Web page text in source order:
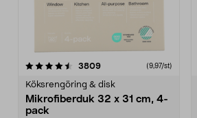
3809recensioner (9,97/st)
Köksrengöring & disk
Mikrofiberduk 32 x 31 cm, 4-
pack
4.0av 5 stjärnor